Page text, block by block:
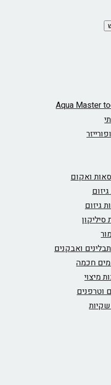
ואקום
גיזום
ואבקנים
חכמה
מיצוי
וטרפנים